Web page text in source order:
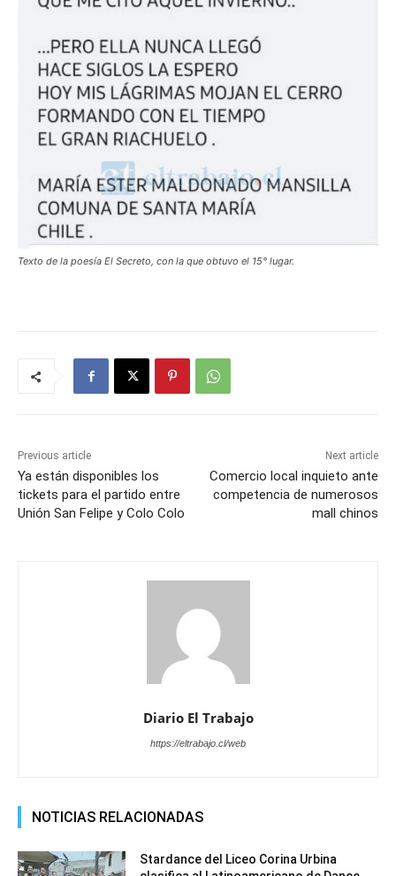
Texto de la poesía El Secreto, con la que obtuvo el 15° lugar.
Previous article
Ya están disponibles los
tickets para el partido entre
Unión San Felipe y Colo Colo
Next article
Comercio local inquieto ante
competencia de numerosos
mall chinos
Diario El Trabajo
https://eltrabajo.cl/web
NOTICIAS RELACIONADAS
Stardance del Liceo Corina Urbina